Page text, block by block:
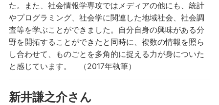
た。また、社会情報学専攻ではメディアの他にも、統計
やプログラミング、社会学に関連した地域社会、社会調
査等を学ぶことができました。自分自身の興味がある分
野を開拓することができたと同時に、複数の情報を照ら
し合わせて、ものごとを多角的に捉える力が身についた
と感じています。 （2017年執筆）
新井謙之介さん